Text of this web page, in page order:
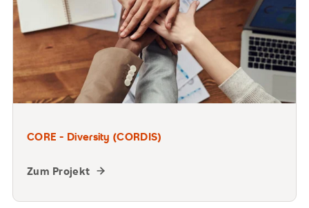
CORE - Diversity (CORDIS)
Zum Projekt